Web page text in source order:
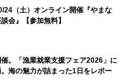
24（土）オンライン開催『やまな
会』【参加無料】
。「漁業就業支援フェア2026」に
海の魅力が詰まった1日をレポー